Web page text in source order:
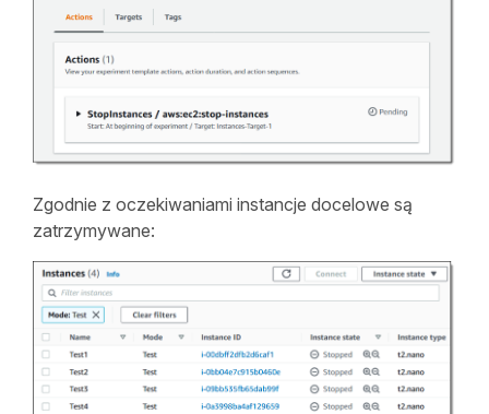
Zgodnie z oczekiwaniami instancje docelowe są
zatrzymywane: